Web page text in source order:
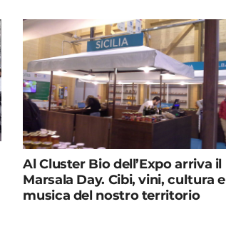
Al Cluster Bio dell’Expo arriva il
Marsala Day. Cibi, vini, cultura e
musica del nostro territorio